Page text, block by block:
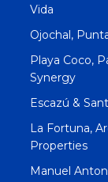
Vida
Ojochal,
Playa Coco,
Synergy
Escazú &
La Fortuna,
Properties
Manuel